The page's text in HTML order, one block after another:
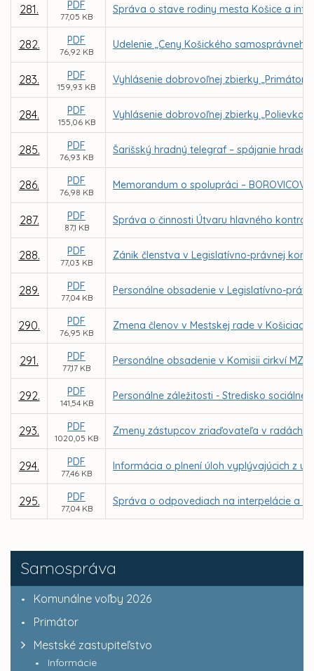
Samospráva
Komunálne voľby 2026
Primátor
Mestské zastupiteľstvo
Informácie
281. PDF
77,05 KB
Správa o stave rodiny mesta Košice a
282. PDF
76,92 KB
Udelenie „Ceny Košického samosprávneho
283. PDF
159,93 KB
Vyhlásenie dobrovoľnej zbierky
284. PDF
155,06 KB
Vyhlásenie dobrovoľnej zbierky „Polievka
285. PDF
76,93 KB
Šarišský hradný telegraf – spájanie
286. PDF
76,98 KB
Memorandum o spolupráci – BOROVICOVÝ
287. PDF
87,1 KB
Správa o činnosti Útvaru hlavného
288. PDF
77,03 KB
Zánik členstva v Legislatívno-právnej
289. PDF
77,04 KB
Personálne obsadenie v Legislatívno-
290. PDF
76,95 KB
Zmena členov v Mestskej rade v Košiciach
291. PDF
77,17 KB
Personálne obsadenie v Komisii cirkví MZ
292. PDF
141,54 KB
Personálne záležitosti - Stredisko
293. PDF
1020,05 KB
Zmeny zástupcov zriaďovateľa v radách
294. PDF
77,46 KB
Informácia o plnení úloh vyplývajúcich z
295. PDF
77,04 KB
Správa o odpovediach na interpelácie a